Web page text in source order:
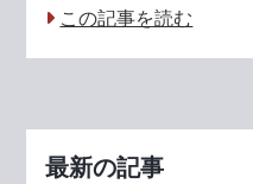
この記事を読む
最新の記事